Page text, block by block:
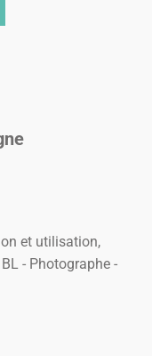
et utilisation,
- Photographe -